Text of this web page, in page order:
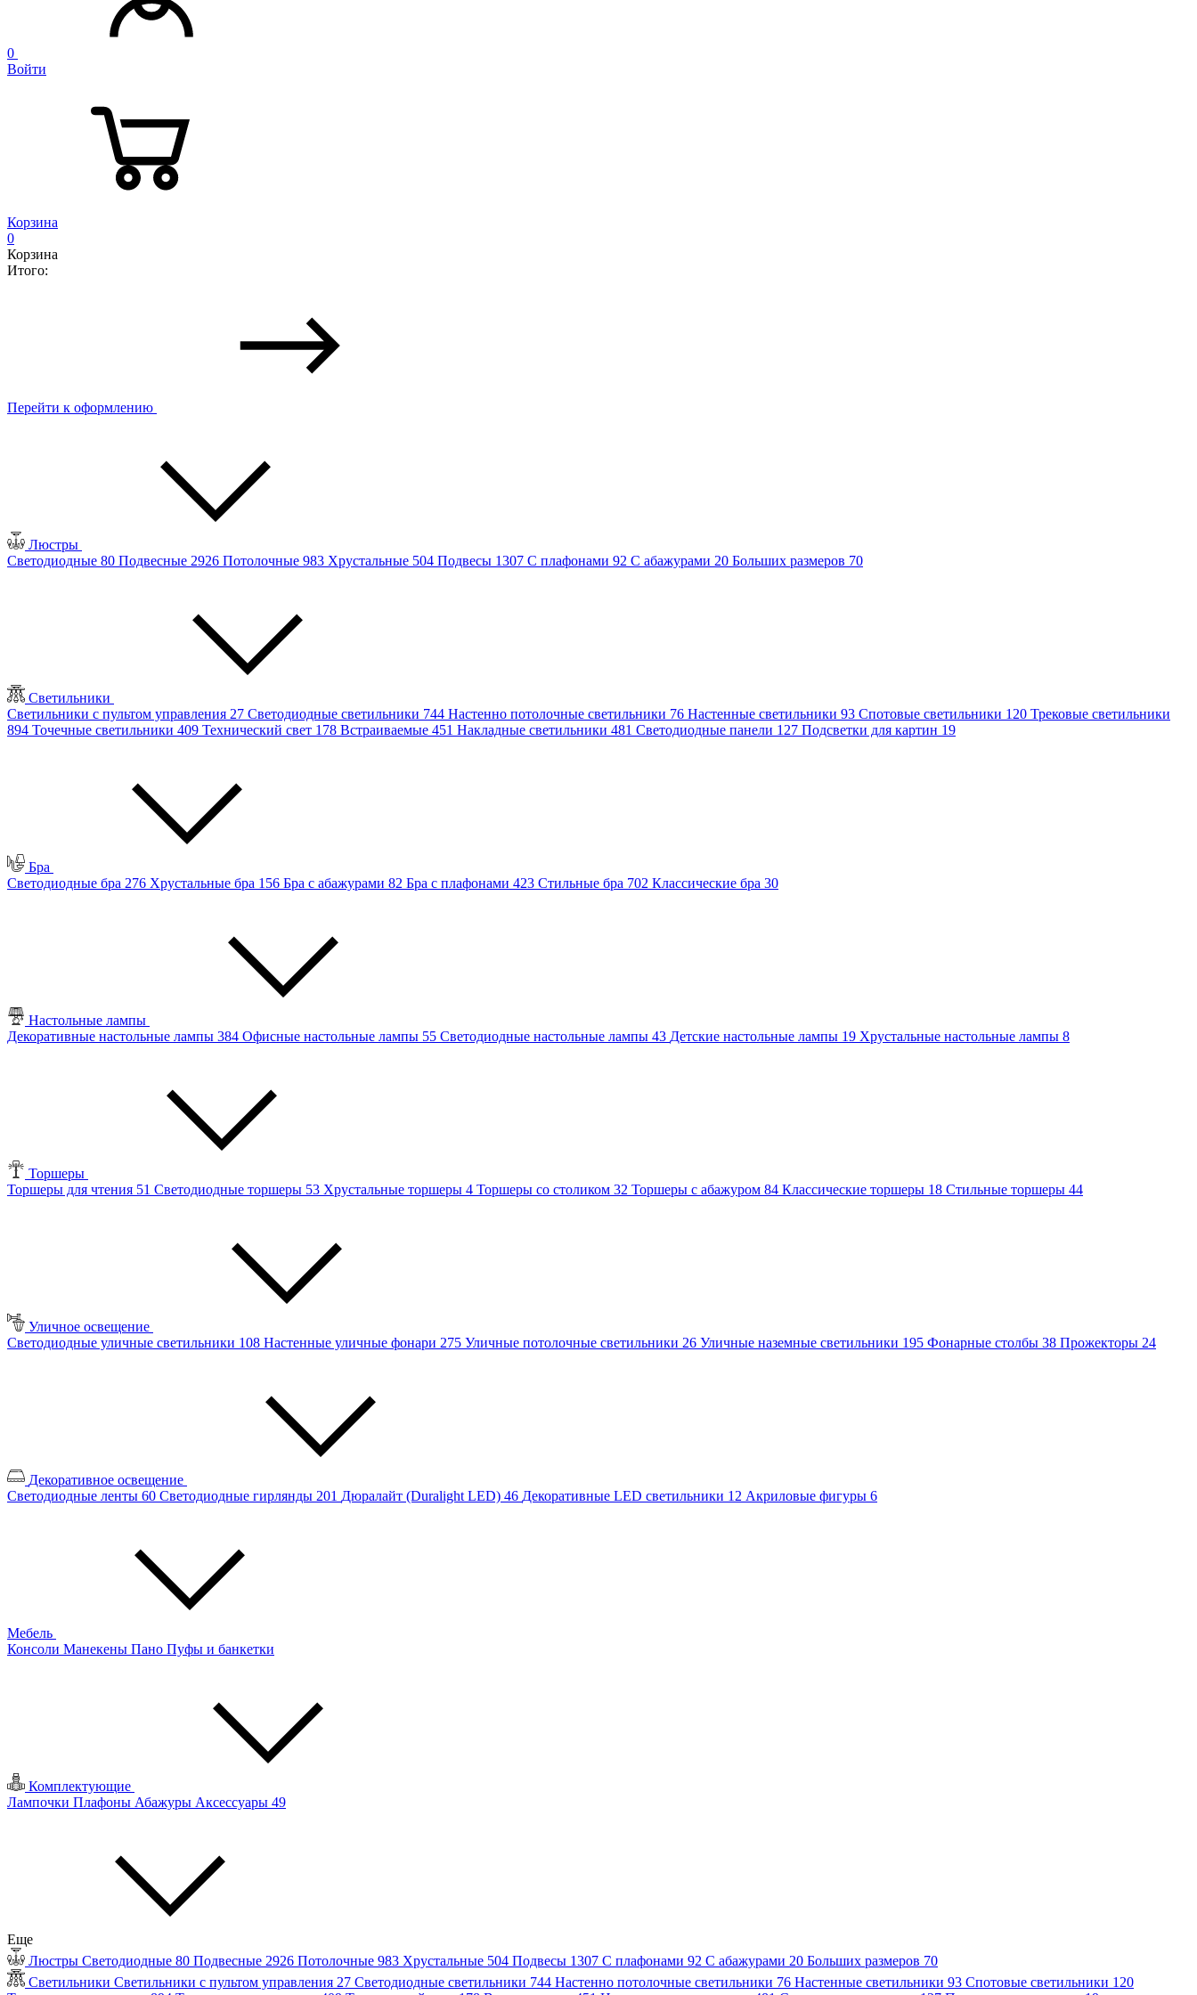
0
Войти
Корзина
0
Корзина
Итого:
Перейти к оформлению
Люстры
Светодиодные 80 Подвесные 2926 Потолочные 983 Хрустальные 504 Подвесы 1307 С плафонами 92 С абажурами 20 Больших размеров 70
Светильники
Светильники с пультом управления 27 Светодиодные светильники 744 Настенно потолочные светильники 76 Настенные светильники 93 Спотовые светильники 120 Трековые светильники
894 Точечные светильники 409 Технический свет 178 Встраиваемые 451 Накладные светильники 481 Светодиодные панели 127 Подсветки для картин 19
Бра
Светодиодные бра 276 Хрустальные бра 156 Бра с абажурами 82 Бра с плафонами 423 Стильные бра 702 Классические бра 30
Настольные лампы
Декоративные настольные лампы 384 Офисные настольные лампы 55 Светодиодные настольные лампы 43 Детские настольные лампы 19 Хрустальные настольные лампы 8
Торшеры
Торшеры для чтения 51 Светодиодные торшеры 53 Хрустальные торшеры 4 Торшеры со столиком 32 Торшеры с абажуром 84 Классические торшеры 18 Стильные торшеры 44
Уличное освещение
Светодиодные уличные светильники 108 Настенные уличные фонари 275 Уличные потолочные светильники 26 Уличные наземные светильники 195 Фонарные столбы 38 Прожекторы 24
Декоративное освещение
Светодиодные ленты 60 Светодиодные гирлянды 201 Дюралайт (Duralight LED) 46 Декоративные LED светильники 12 Акриловые фигуры 6
Мебель
Консоли Манекены Пано Пуфы и банкетки
Комплектующие
Лампочки Плафоны Абажуры Аксессуары 49
Еще
Люстры Светодиодные 80 Подвесные 2926 Потолочные 983 Хрустальные 504 Подвесы 1307 С плафонами 92 С абажурами 20 Больших размеров 70
Светильники Светильники с пультом управления 27 Светодиодные светильники 744 Настенно потолочные светильники 76 Настенные светильники 93 Спотовые светильники 120